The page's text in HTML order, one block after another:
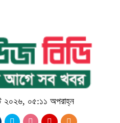
২০২৬, ০৫:১১ অপরাহ্ন